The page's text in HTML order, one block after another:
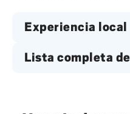
Experiencia local
Lista completa